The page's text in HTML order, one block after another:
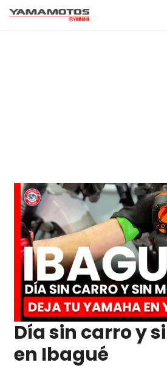
Día sin carro y
en Ibagué